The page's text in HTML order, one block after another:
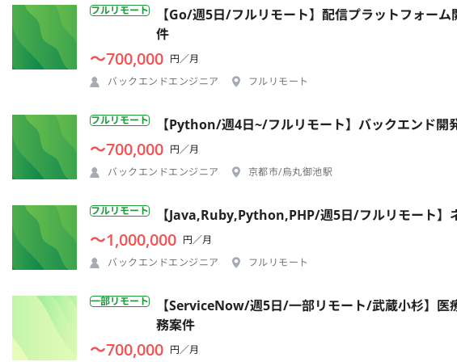
フルリモート
【Go/週5日/フルリモート】配信プラットフォー
件
〜700,000 円／月
バックエンドエンジニア
フルリモート
フルリモート 【Python/週4日~/フルリモート】バックエンド開
〜700,000 円／月
バックエンドエンジニア
京都市/烏丸御池駅
フルリモート 【Java,Ruby,Python,PHP/週5日/フルリモート】
〜1,000,000 円／月
バックエンドエンジニア
フルリモート
一部リモート
【ServiceNow/週5日/一部リモート/武蔵小杉】
務案件
〜700,000 円／月